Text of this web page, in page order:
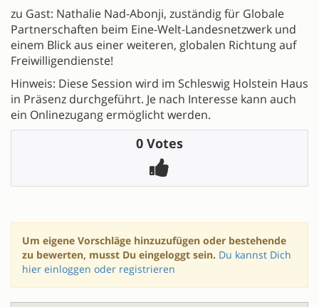
zu Gast: Nathalie Nad-Abonji, zuständig für Globale
Partnerschaften beim Eine-Welt-Landesnetzwerk und
einem Blick aus einer weiteren, globalen Richtung auf
Freiwilligendienste!
Hinweis: Diese Session wird im Schleswig Holstein Haus
in Präsenz durchgeführt. Je nach Interesse kann auch
ein Onlinezugang ermöglicht werden.
0 Votes
Um eigene Vorschläge hinzuzufügen oder bestehende
zu bewerten, musst Du eingeloggt sein. Du kannst Dich
hier einloggen oder registrieren